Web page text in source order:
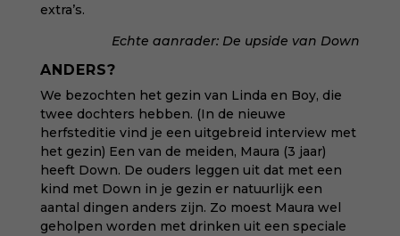
extra’s.
Echte aanrader: De upside van Down
ANDERS?
We bezochten het gezin van Linda en Boy, die
twee dochters hebben. (In de nieuwe
herfsteditie vind je een uitgebreid interview met
het gezin) Een van de meiden, Maura (3 jaar)
heeft Down. De ouders leggen uit dat met een
kind met Down in je gezin er natuurlijk een
aantal dingen anders zijn. Zo moest Maura wel
geholpen worden met drinken uit een speciale